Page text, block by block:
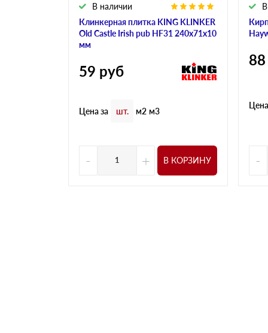
Клинкерная плитка KING KLINKER
Old Castle Irish pub HF31 240х71х10
мм
В наличии
59 руб
Цена за шт. м2 м3
- + В КОРЗИНУ
88
-